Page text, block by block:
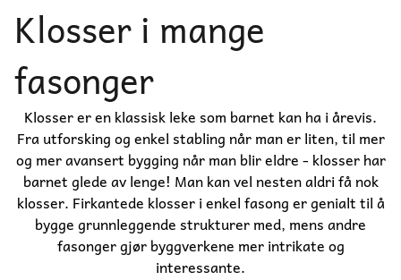
Klosser i mange
fasonger
Klosser er en klassisk leke som barnet kan ha i årevis.
Fra utforsking og enkel stabling når man er liten, til mer
og mer avansert bygging når man blir eldre - klosser har
barnet glede av lenge! Man kan vel nesten aldri få nok
klosser. Firkantede klosser i enkel fasong er genialt til å
bygge grunnleggende strukturer med, mens andre
fasonger gjør byggverkene mer intrikate og
interessante.